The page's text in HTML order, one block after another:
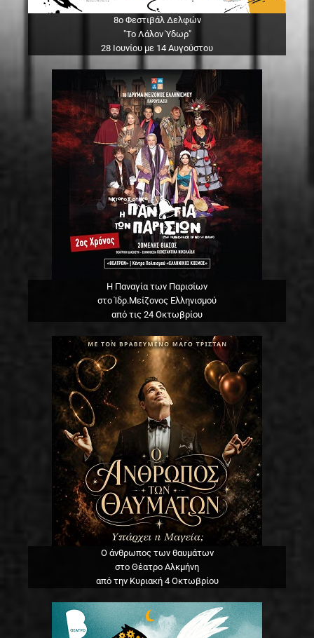
8ο Φεστιβάλ Δελφών
"Το Λάλον Ύδωρ"
28 Ιουνίου με 14 Αυγούστου
Η Παναγία των Παρισίων
στο Ίδρ.Μείζονος Ελληνισμού
από τις 24 Οκτωβρίου
Ο άνθρωπος των θαυμάτων
στο Θέατρο Αλκμήνη
από την Κυριακή 4 Οκτωβρίου